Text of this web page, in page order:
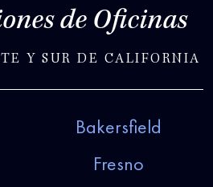
de Oficinas
Y SUR DE CALIFORNIA
Bakersfield
Fresno